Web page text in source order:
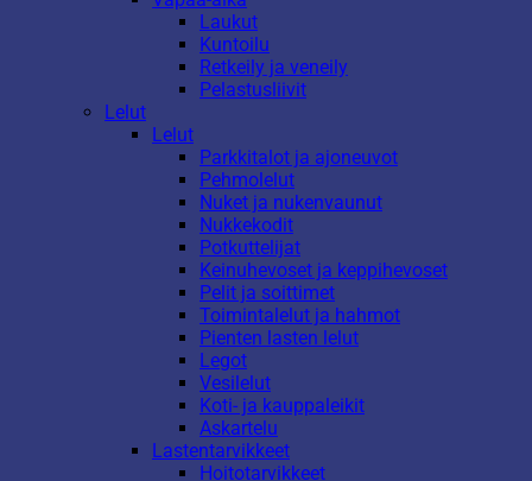
Laukut
Kuntoilu
Retkeily ja veneily
Pelastusliivit
Lelut
Lelut
Parkkitalot ja ajoneuvot
Pehmolelut
Nuket ja nukenvaunut
Nukkekodit
Potkuttelijat
Keinuhevoset ja keppihevoset
Pelit ja soittimet
Toimintalelut ja hahmot
Pienten lasten lelut
Legot
Vesilelut
Koti- ja kauppaleikit
Askartelu
Lastentarvikkeet
Hoitotarvikkeet